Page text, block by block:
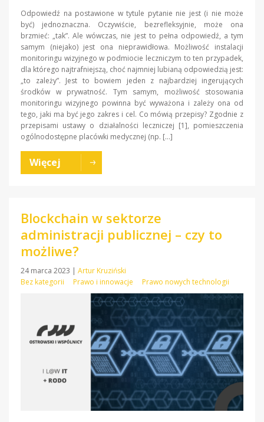
Odpowiedź na postawione w tytule pytanie nie jest (i nie może
być) jednoznaczna. Oczywiście, bezrefleksyjnie, może ona
brzmieć: „tak”. Ale wówczas, nie jest to pełna odpowiedź, a tym
samym (niejako) jest ona nieprawidłowa. Możliwość instalacji
monitoringu wizyjnego w podmiocie leczniczym to ten przypadek,
dla którego najtrafniejszą, choć najmniej lubianą odpowiedzią jest:
„to zależy”. Jest to bowiem jeden z najbardziej ingerujących
środków w prywatność. Tym samym, możliwość stosowania
monitoringu wizyjnego powinna być wyważona i zależy ona od
tego, jaki ma być jego zakres i cel. Co mówią przepisy? Zgodnie z
przepisami ustawy o działalności leczniczej [1], pomieszczenia
ogólnodostępne placówki medycznej (np. […]
Więcej
Blockchain w sektorze
administracji publicznej – czy to
możliwe?
24 marca 2023 | Artur Kruziński
Bez kategorii
Prawo i innowacje Prawo nowych technologii